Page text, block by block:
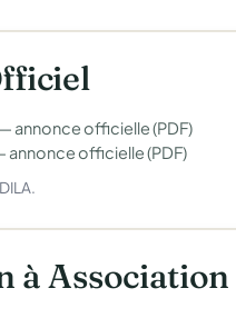
annonce officielle (PDF)
annonce officielle (PDF)
à Association